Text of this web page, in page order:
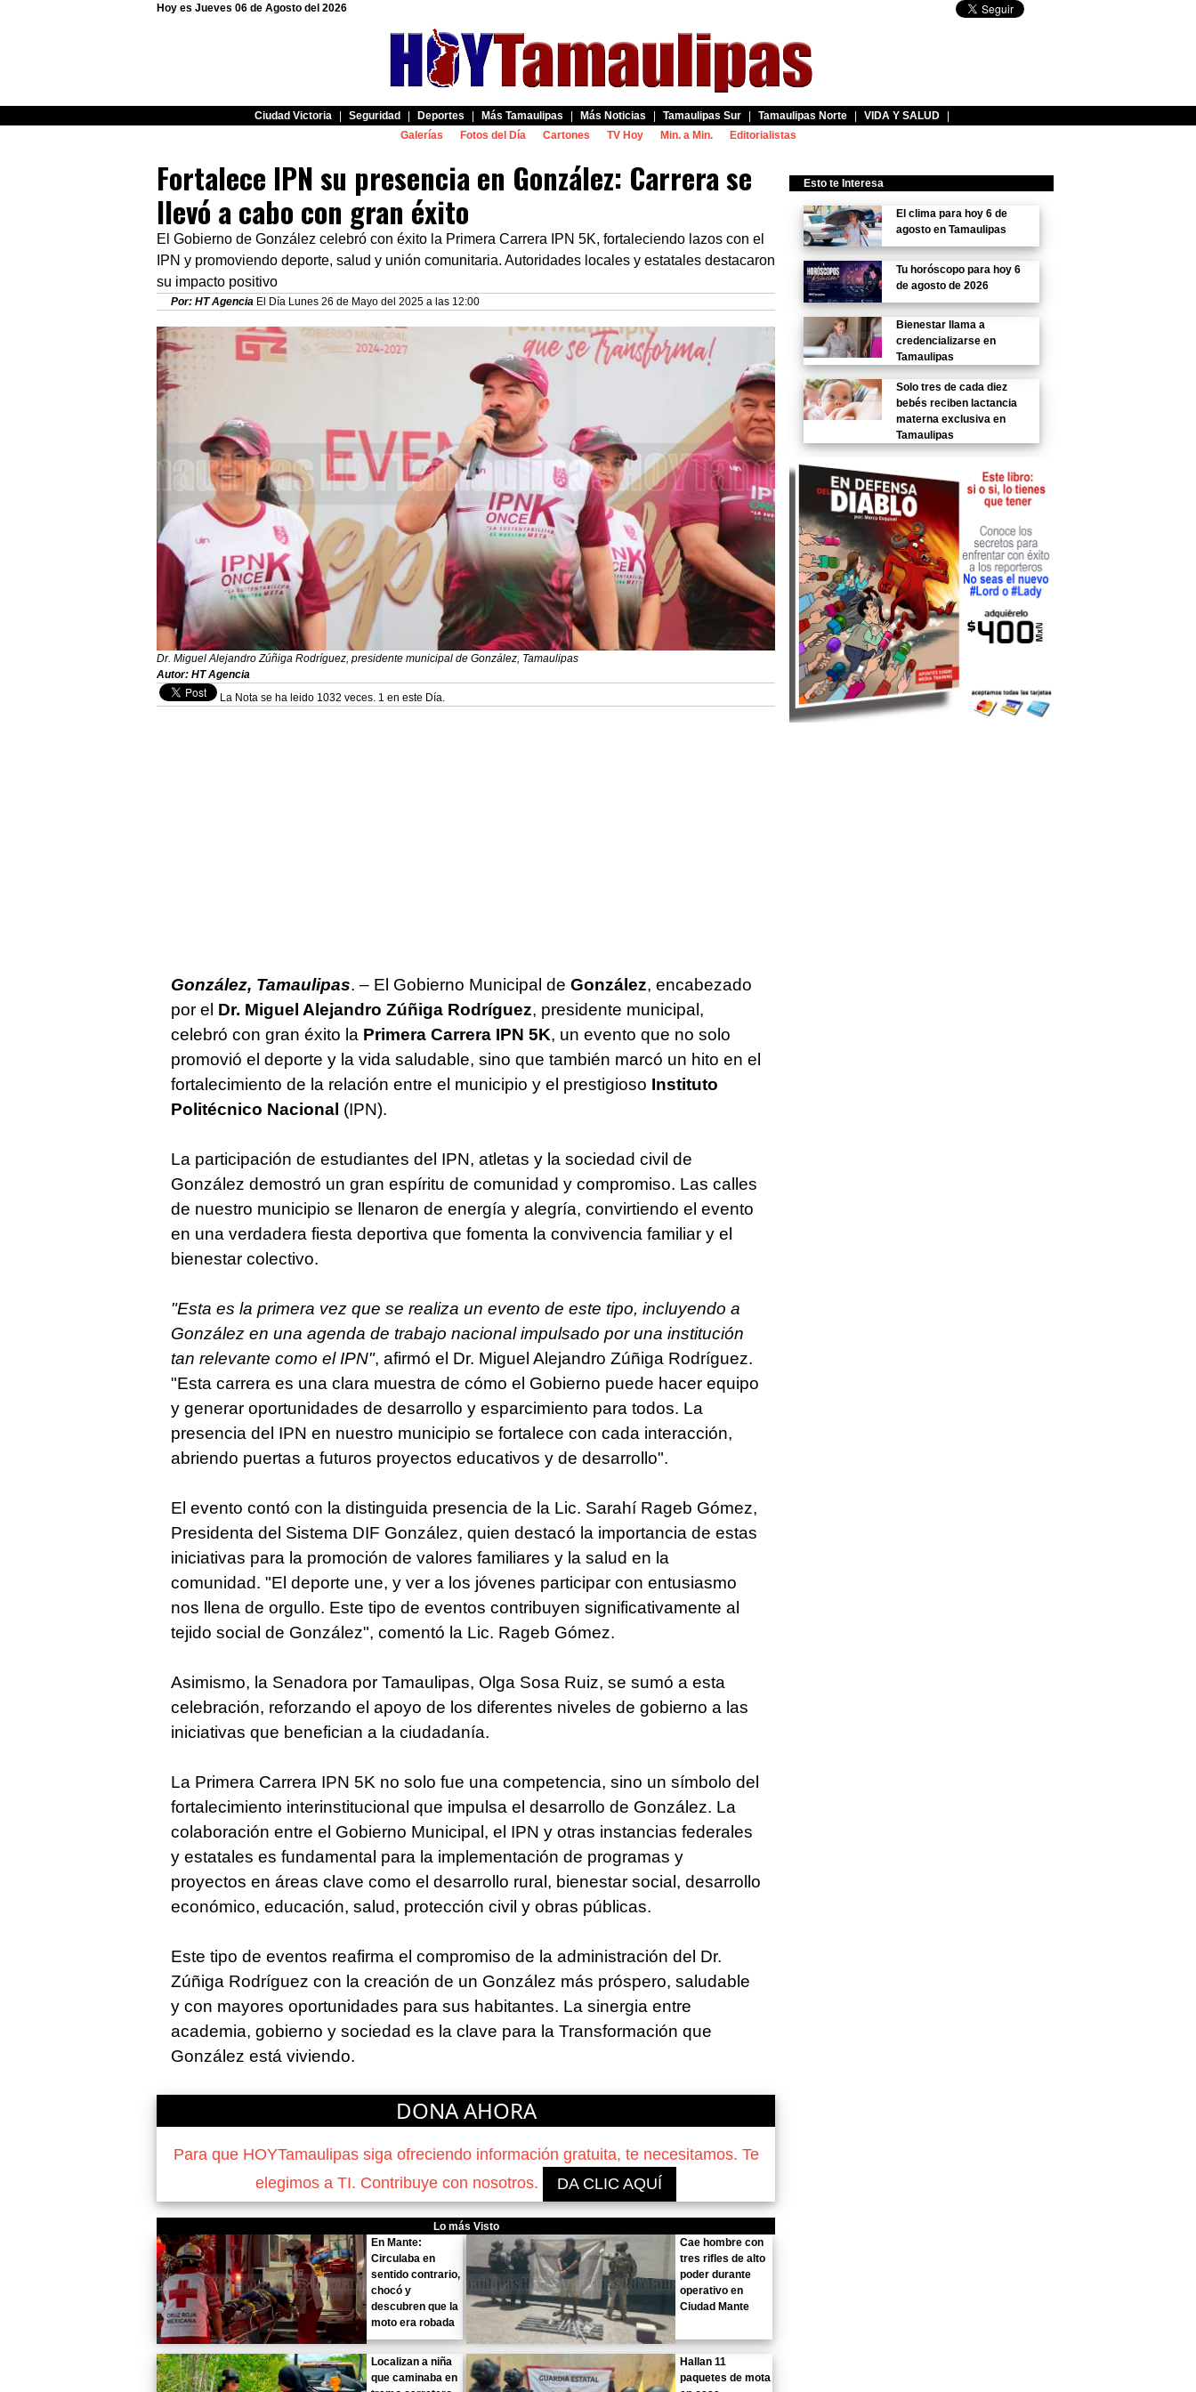
Hoy es Jueves 06 de Agosto del 2026
Ciudad Victoria Seguridad Deportes Más Tamaulipas Más Noticias Tamaulipas Sur Tamaulipas Norte VIDA Y SALUD
Galerías
Fotos del Día Cartones TV Hoy Min. a Min. Editorialistas
Fortalece IPN su presencia en González: Carrera se
llevó a cabo con gran éxito
El Gobierno de González celebró con éxito la Primera Carrera IPN 5K, fortaleciendo lazos con el
IPN y promoviendo deporte, salud y unión comunitaria. Autoridades locales y estatales destacaron
su impacto positivo
Por: HT Agencia El Día Lunes 26 de Mayo del 2025 a las 12:00
Dr. Miguel Alejandro Zúñiga Rodríguez, presidente municipal de González, Tamaulipas
Autor: HT Agencia
La Nota se ha leido 1032 veces. 1 en este Día.
González, Tamaulipas. – El Gobierno Municipal de González, encabezado
por el Dr. Miguel Alejandro Zúñiga Rodríguez, presidente municipal,
celebró con gran éxito la Primera Carrera IPN 5K, un evento que no solo
promovió el deporte y la vida saludable, sino que también marcó un hito en el
fortalecimiento de la relación entre el municipio y el prestigioso Instituto
Politécnico Nacional (IPN).
La participación de estudiantes del IPN, atletas y la sociedad civil de
González demostró un gran espíritu de comunidad y compromiso. Las calles
de nuestro municipio se llenaron de energía y alegría, convirtiendo el evento
en una verdadera fiesta deportiva que fomenta la convivencia familiar y el
bienestar colectivo.
"Esta es la primera vez que se realiza un evento de este tipo, incluyendo a
González en una agenda de trabajo nacional impulsado por una institución
tan relevante como el IPN", afirmó el Dr. Miguel Alejandro Zúñiga Rodríguez.
"Esta carrera es una clara muestra de cómo el Gobierno puede hacer equipo
y generar oportunidades de desarrollo y esparcimiento para todos. La
presencia del IPN en nuestro municipio se fortalece con cada interacción,
abriendo puertas a futuros proyectos educativos y de desarrollo".
El evento contó con la distinguida presencia de la Lic. Sarahí Rageb Gómez,
Presidenta del Sistema DIF González, quien destacó la importancia de estas
iniciativas para la promoción de valores familiares y la salud en la
comunidad. "El deporte une, y ver a los jóvenes participar con entusiasmo
nos llena de orgullo. Este tipo de eventos contribuyen significativamente al
tejido social de González", comentó la Lic. Rageb Gómez.
Asimismo, la Senadora por Tamaulipas, Olga Sosa Ruiz, se sumó a esta
celebración, reforzando el apoyo de los diferentes niveles de gobierno a las
iniciativas que benefician a la ciudadanía.
La Primera Carrera IPN 5K no solo fue una competencia, sino un símbolo del
fortalecimiento interinstitucional que impulsa el desarrollo de González. La
colaboración entre el Gobierno Municipal, el IPN y otras instancias federales
y estatales es fundamental para la implementación de programas y
proyectos en áreas clave como el desarrollo rural, bienestar social, desarrollo
económico, educación, salud, protección civil y obras públicas.
Este tipo de eventos reafirma el compromiso de la administración del Dr.
Zúñiga Rodríguez con la creación de un González más próspero, saludable
y con mayores oportunidades para sus habitantes. La sinergia entre
academia, gobierno y sociedad es la clave para la Transformación que
González está viviendo.
DONA AHORA
Para que HOYTamaulipas siga ofreciendo información gratuita, te necesitamos. Te
elegimos a TI. Contribuye con nosotros.
DA CLIC AQUÍ
Lo más Visto
En Mante:
Circulaba en
sentido contrario,
chocó y
descubren que la
moto era robada
Cae hombre con
tres rifles de alto
poder durante
operativo en
Ciudad Mante
Localizan a niña
que caminaba en
Hallan 11
paquetes de mota
Esto te Interesa
El clima para hoy 6 de
agosto en Tamaulipas
Tu horóscopo para hoy 6
de agosto de 2026
Bienestar llama a
credencializarse en
Tamaulipas
Solo tres de cada diez
bebés reciben lactancia
materna exclusiva en
Tamaulipas